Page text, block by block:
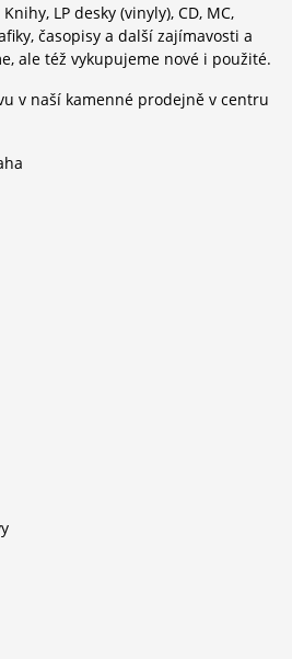
LP desky (vinyly), CD, MC,
časopisy a další zajímavosti a
ale též vykupujeme nové i použité.
v naší kamenné prodejně v centru